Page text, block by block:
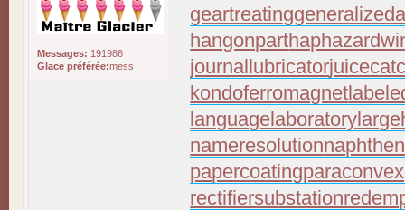
Messages: 191986
Glace préférée:mess
geartreating
hangonpart
journallubricator
kondoferromagnet
languagelaboratory
nameresolution
papercoating
rectifiersubstation